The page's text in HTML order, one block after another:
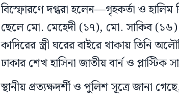
বিস্ফোরণে দগ্ধরা হলেন—গৃহকর্তা ও
ছেলে মো. মেহেদী (১৭), মো. সাকিব
কাদিরের স্ত্রী ঘরের বাইরে থাকায় তিনি
ঢাকার শেখ হাসিনা জাতীয় বার্ন ও প্লাস্টিক
স্থানীয় প্রত্যক্ষদর্শী ও পুলিশ সূত্রে জানা